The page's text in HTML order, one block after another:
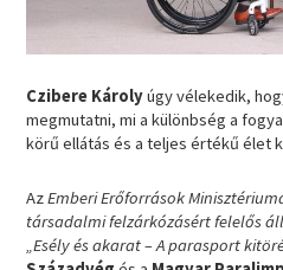
Czibere Károlyúgy vélekedik,
megmutatni, mi a különbség a
körű ellátás és a teljes értékű élet
AzEmberi Erőforrások
társadalmi felzárkózásért felelős
„Esély és akarat – A parasport